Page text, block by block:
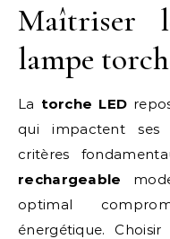
Maîtriser
lampe
La torche LED
qui impactent ses
critères
rechargeable
optimal
énergétique.